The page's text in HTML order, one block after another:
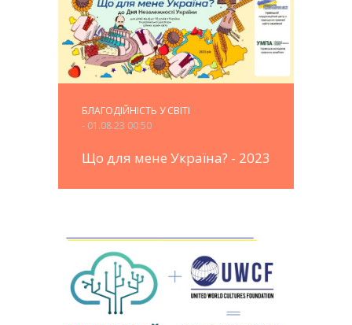
БЛАГОДІЙНІСТЬ У СВІТІ
- 01.08.23 00:50
Що для мене Україна? - 2023